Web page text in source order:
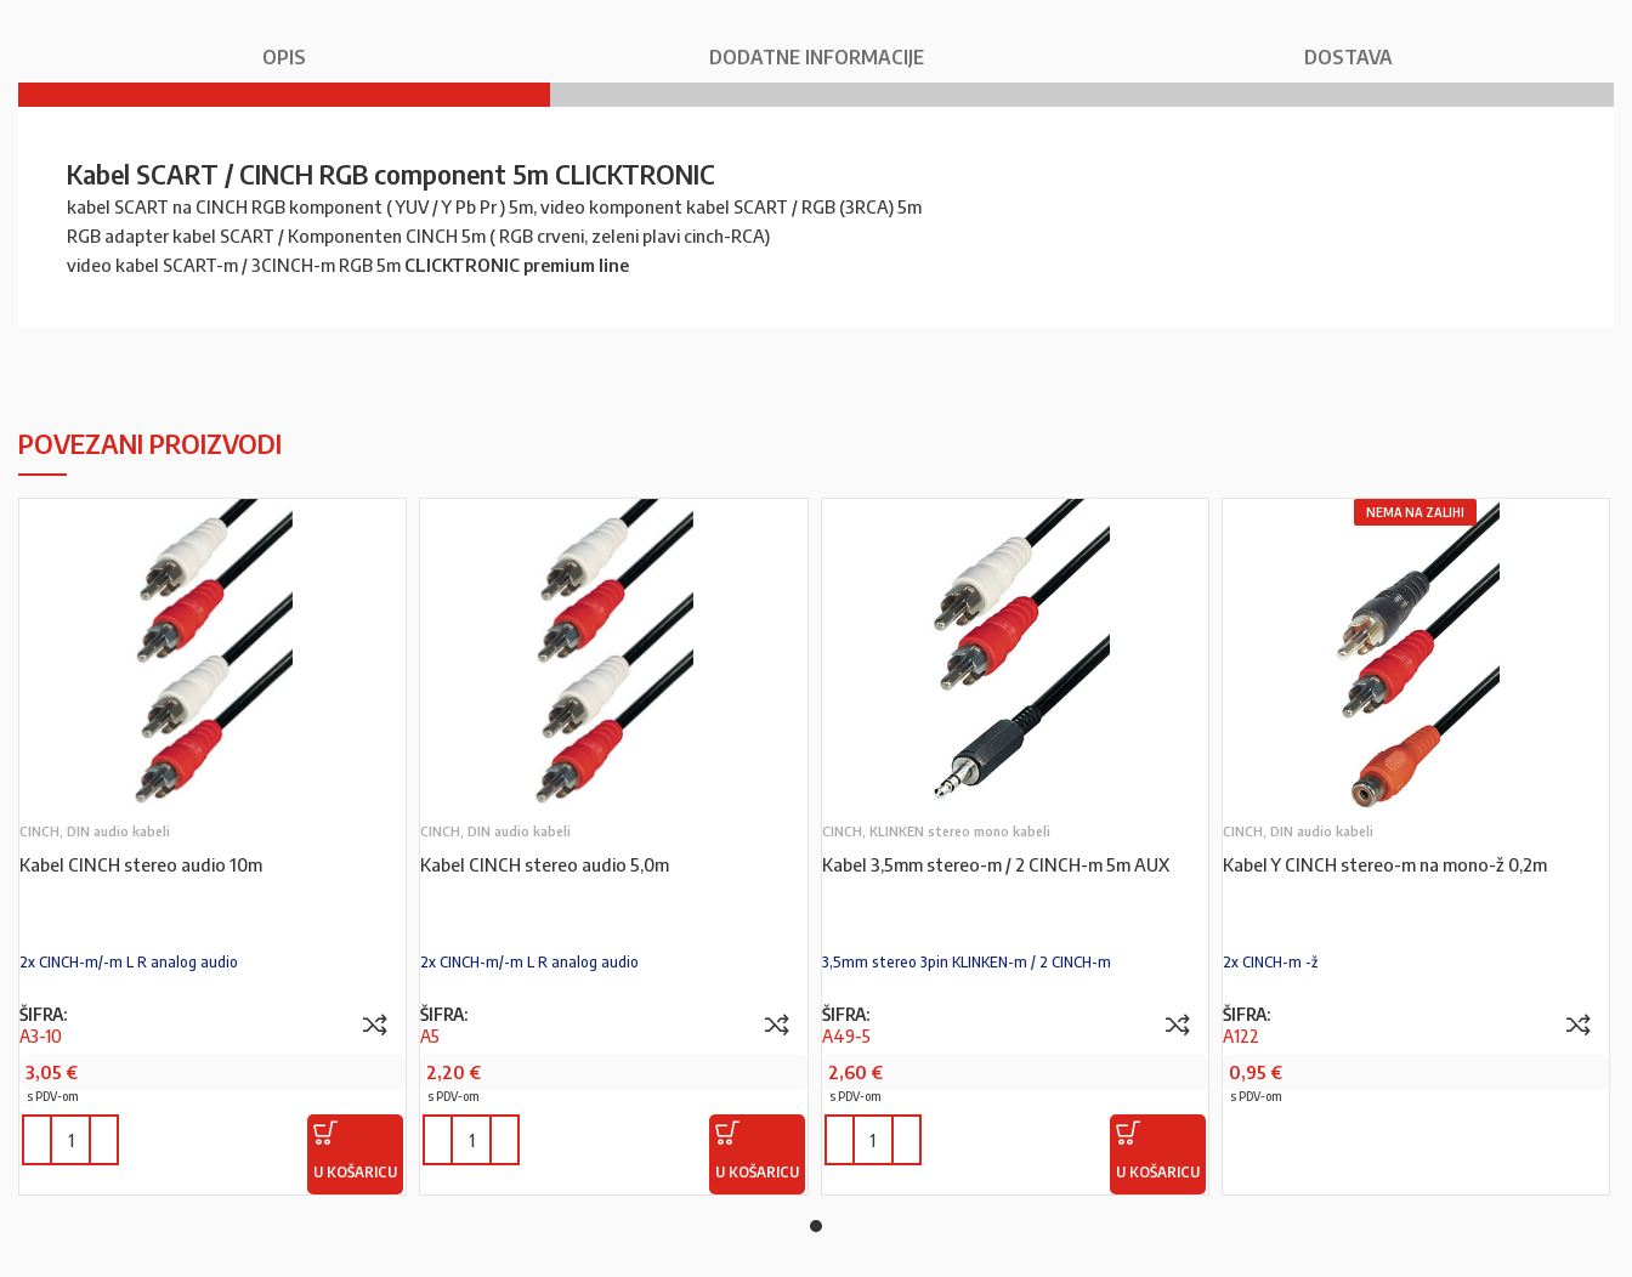
OPIS DODATNE INFORMACIJE DOSTAVA
Kabel SCART / CINCH RGB component 5m CLICKTRONIC
kabel SCART na CINCH RGB komponent ( YUV / Y Pb Pr ) 5m, video komponent kabel SCART / RGB (3RCA) 5m
RGB adapter kabel SCART / Komponenten CINCH 5m ( RGB crveni, zeleni plavi cinch-RCA)
video kabel SCART-m / 3CINCH-m RGB 5m CLICKTRONIC premium line
POVEZANI PROIZVODI
CINCH, DIN audio kabeli
Kabel CINCH stereo audio 10m
2x CINCH-m/-m L R analog audio
ŠIFRA:
A3-10
3,05 €
s PDV-om
U KOŠARICU
CINCH, DIN audio kabeli
Kabel CINCH stereo audio 5,0m
2x CINCH-m/-m L R analog audio
ŠIFRA:
A5
2,20 €
s PDV-om
U KOŠARICU
CINCH, KLINKEN stereo mono kabeli
Kabel 3,5mm stereo-m / 2 CINCH-m 5m AUX
3,5mm stereo 3pin KLINKEN-m / 2 CINCH-m
ŠIFRA:
A49-5
2,60 €
s PDV-om
U KOŠARICU
NEMA NA ZALIHI
CINCH, DIN audio kabeli
Kabel Y CINCH stereo-m na mono-ž 0,2m
2x CINCH-m -ž
ŠIFRA:
A122
0,95 €
s PDV-om